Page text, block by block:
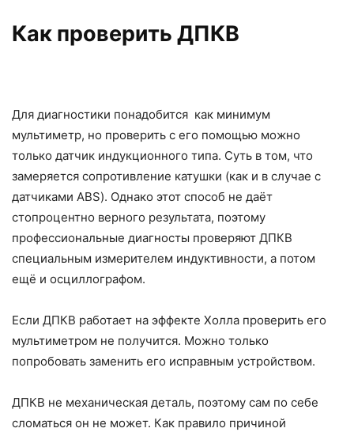
Как проверить ДПКВ
Для диагностики понадобится как минимум
мультиметр, но проверить с его помощью можно
только датчик индукционного типа. Суть в том, что
замеряется сопротивление катушки (как и в случае с
датчиками ABS). Однако этот способ не даёт
стопроцентно верного результата, поэтому
профессиональные диагносты проверяют ДПКВ
специальным измерителем индуктивности, а потом
ещё и осциллографом.
Если ДПКВ работает на эффекте Холла проверить его
мультиметром не получится. Можно только
попробовать заменить его исправным устройством.
ДПКВ не механическая деталь, поэтому сам по себе
сломаться он не может. Как правило причиной